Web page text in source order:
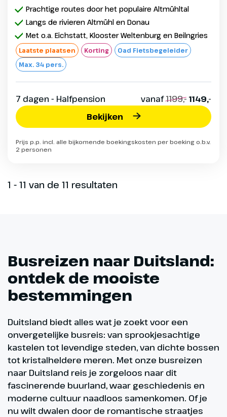
Prachtige routes door het populaire Altmühltal
Langs de rivieren Altmühl en Donau
Met o.a. Eichstatt, Klooster Weltenburg en Beilngries
Laatste plaatsen Korting
Oad Fietsbegeleider
Max. 34 pers.
7 dagen - Halfpension vanaf1199,- 1149,-
Bekijken
Prijs p.p. incl. alle bijkomende boekingskosten per boeking o.b.v.
2 personen
1 - 11 van de 11 resultaten
Busreizen naar Duitsland:
ontdek de mooiste
bestemmingen
Duitsland biedt alles wat je zoekt voor een
onvergetelijke busreis: van sprookjesachtige
kastelen tot levendige steden, van dichte bossen
tot kristalheldere meren. Met onze busreizen
naar Duitsland reis je zorgeloos naar dit
fascinerende buurland, waar geschiedenis en
moderne cultuur naadloos samenkomen. Of je
nu wilt dwalen door de romantische straatjes